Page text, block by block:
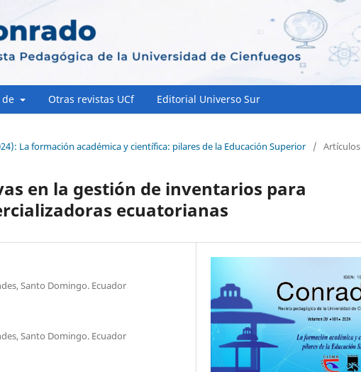
de Otras revistas UCf Editorial Universo Sur
La formación académica y científica: pilares de la Educación Superior / Artículos
en la gestión de inventarios para
ecuatorianas
Santo Domingo. Ecuador
Santo Domingo. Ecuador